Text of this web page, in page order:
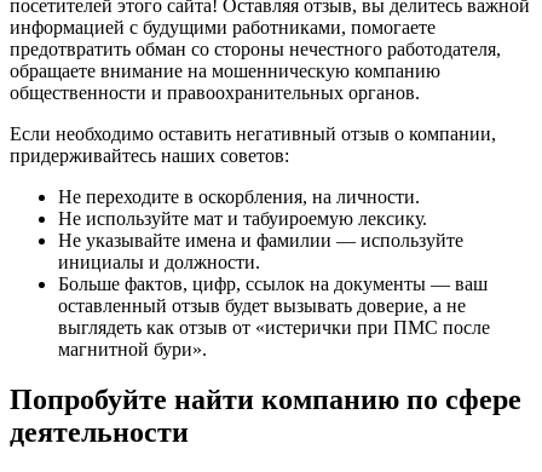
посетителей этого сайта! Оставляя отзыв, вы делитесь важной
информацией с будущими работниками, помогаете
предотвратить обман со стороны нечестного работодателя,
обращаете внимание на мошенническую компанию
общественности и правоохранительных органов.
Если необходимо оставить негативный отзыв о компании,
придерживайтесь наших советов:
Не переходите в оскорбления, на личности.
Не используйте мат и табуироемую лексику.
Не указывайте имена и фамилии — используйте
инициалы и должности.
Больше фактов, цифр, ссылок на документы — ваш
оставленный отзыв будет вызывать доверие, а не
выглядеть как отзыв от «истерички при ПМС после
магнитной бури».
Попробуйте найти компанию по сфере
деятельности